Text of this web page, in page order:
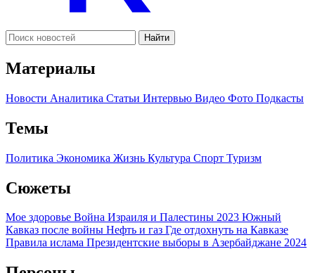
Найти
Материалы
Новости Аналитика Статьи Интервью Видео Фото Подкасты
Темы
Политика Экономика Жизнь Культура Спорт Туризм
Сюжеты
Мое здоровье Война Израиля и Палестины 2023 Южный
Кавказ после войны Нефть и газ Где отдохнуть на Кавказе
Правила ислама Президентские выборы в Азербайджане 2024